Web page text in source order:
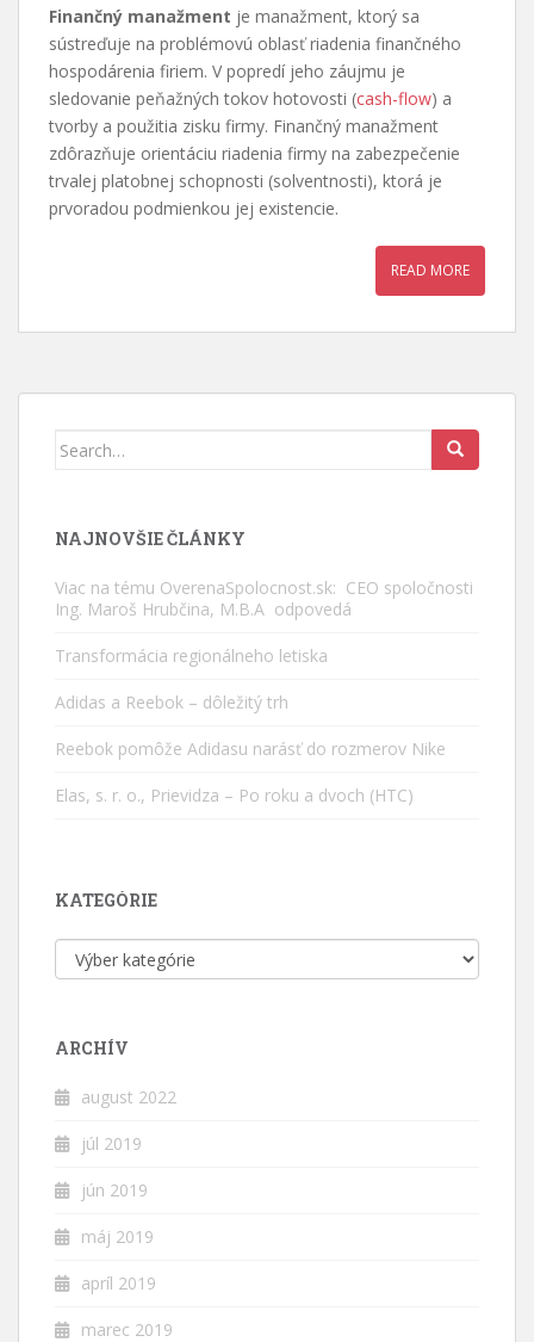
Finančný manažment je manažment, ktorý sa
sústreďuje na problémovú oblasť riadenia finančného
hospodárenia firiem. V popredí jeho záujmu je
sledovanie peňažných tokov hotovosti (cash-flow) a
tvorby a použitia zisku firmy. Finančný manažment
zdôrazňuje orientáciu riadenia firmy na zabezpečenie
trvalej platobnej schopnosti (solventnosti), ktorá je
prvoradou podmienkou jej existencie.
READ MORE
Search
NAJNOVŠIE ČLÁNKY
Viac na tému OverenaSpolocnost.sk: CEO spoločnosti
Ing. Maroš Hrubčina, M.B.A odpovedá
Transformácia regionálneho letiska
Adidas a Reebok – dôležitý trh
Reebok pomôže Adidasu narásť do rozmerov Nike
Elas, s. r. o., Prievidza – Po roku a dvoch (HTC)
KATEGÓRIE
Kategórie
ARCHÍV
august 2022
júl 2019
jún 2019
máj 2019
apríl 2019
marec 2019